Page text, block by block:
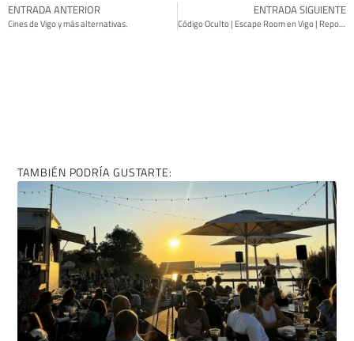
Cines de Vigo y más alternativas.
TAMBIÉN PODRÍA GUSTARTE: